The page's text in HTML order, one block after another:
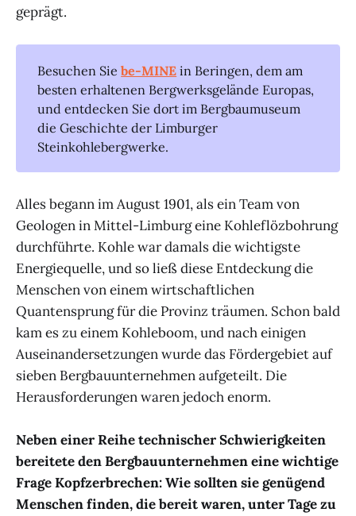
geprägt.
Besuchen Siebe-MINE in Beringen, dem am
besten erhaltenen Bergwerksgelände Europas,
und entdecken Sie dort im Bergbaumuseum
die Geschichte der Limburger
Steinkohlebergwerke.
Alles begann im August 1901, als ein Team von
Geologen in Mittel-Limburg eine Kohleflözbohrung
durchführte. Kohle war damals die wichtigste
Energiequelle, und so ließ diese Entdeckung die
Menschen von einem wirtschaftlichen
Quantensprung für die Provinz träumen. Schon bald
kam es zu einem Kohleboom, und nach einigen
Auseinandersetzungen wurde das Fördergebiet auf
sieben Bergbauunternehmen aufgeteilt. Die
Herausforderungen waren jedoch enorm.
Neben einer Reihe technischer Schwierigkeiten
bereitete den Bergbauunternehmen eine wichtige
Frage Kopfzerbrechen: Wie sollten sie genügend
Menschen finden, die bereit waren, unter Tage zu